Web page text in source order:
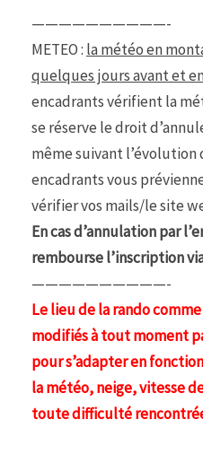
——————————-
METEO : la météo en
quelques jours avant et
encadrants vérifient la
se réserve le droit
même suivant l’évolution
encadrants vous
vérifier vos mails/le site
En cas d’annulation par
rembourse l’inscription
——————————-
Le lieu de la rando
modifiés à tout moment
pour s’adapter en
la météo, neige, vitesse
toute difficulté